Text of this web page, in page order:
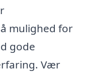
mulighed for
gode
Vær